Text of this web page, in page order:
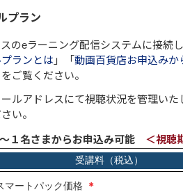
プラン
のeラーニング配信システムに接続
ランとは 」「動画百貨店お申込み
をご覧ください。
ルアドレスにて視聴状況を管理い
い。
１名さまからお申込み可能 ＜視聴